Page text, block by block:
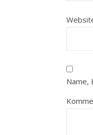
Name,